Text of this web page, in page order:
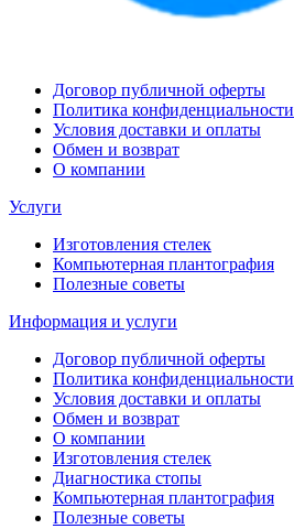
Договор публичной оферты
Политика конфиденциальности
Условия доставки и оплаты
Обмен и возврат
О компании
Услуги
Изготовления стелек
Компьютерная плантография
Полезные советы
Информация и услуги
Договор публичной оферты
Политика конфиденциальности
Условия доставки и оплаты
Обмен и возврат
О компании
Изготовления стелек
Диагностика стопы
Компьютерная плантография
Полезные советы